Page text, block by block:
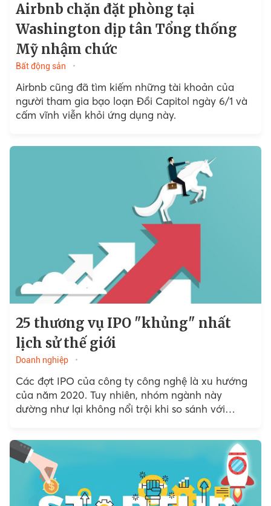
Airbnb chặn đặt phòng tại
Washington dịp tân Tổng thống
Mỹ nhậm chức
Bất động sản
Airbnb cũng đã tìm kiếm những tài khoản của
người tham gia bạo loạn Đồi Capitol ngày 6/1 và
cấm vĩnh viễn khỏi ứng dụng này.
25 thương vụ IPO "khủng" nhất
lịch sử thế giới
Doanh nghiệp
Các đợt IPO của công ty công nghệ là xu hướng
của năm 2020. Tuy nhiên, nhóm ngành này
dường như lại không nổi trội khi so sánh với